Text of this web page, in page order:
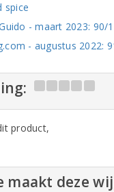
spice
- maart 2023:
- augustus
product,
deze